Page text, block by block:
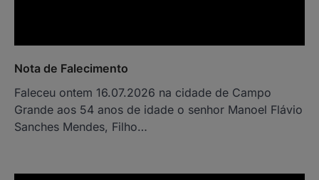
Nota de Falecimento
Faleceu ontem 16.07.2026 na cidade de Campo
Grande aos 54 anos de idade o senhor Manoel Flávio
Sanches Mendes, Filho…